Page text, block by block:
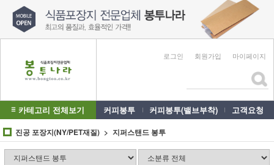
로그인 회원가입 마이페이지
카테고리 전체보기 커피봉투 커피봉투(밸브부착) 고객요청
진공 포장지(NY/PET재질) 지퍼스탠드 봉투